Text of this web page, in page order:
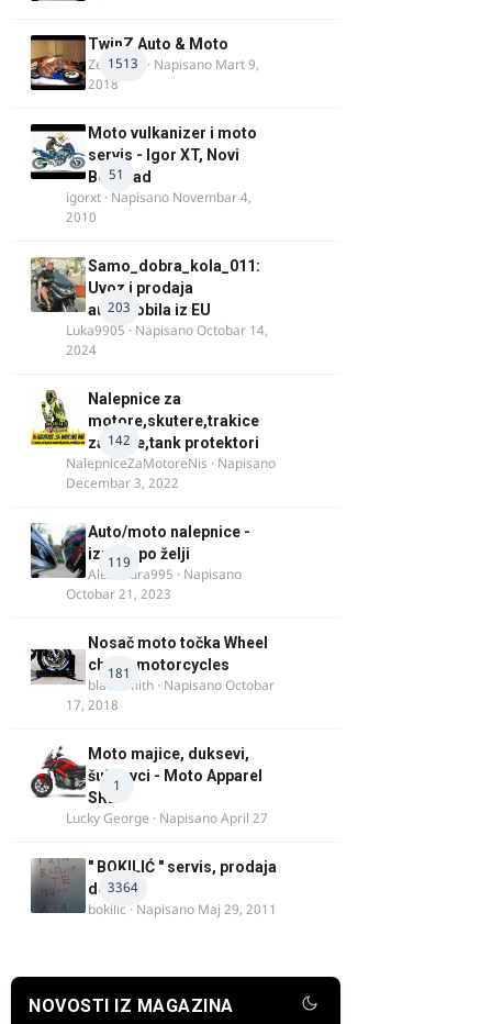
1513
TwinZ Auto & Moto
Zeljkamp · Napisano Mart 9,
2018
51
Moto vulkanizer i moto
servis - Igor XT, Novi
Beograd
igorxt · Napisano Novembar 4,
2010
203
Samo_dobra_kola_011:
Uvoz i prodaja
automobila iz EU
Luka9905 · NapisanoOctobar 14,
2024
142
Nalepnice za
motore,skutere,trakice
za felne,tank protektori
NalepniceZaMotoreNis · Napisano
Decembar 3, 2022
119
Auto/moto nalepnice -
izrada po želji
Alexandra995 · Napisano
Octobar 21, 2023
181
Nosač moto točka Wheel
chock motorcycles
blacksmith · NapisanoOctobar
17, 2018
1
Moto majice, duksevi,
šuškavci - Moto Apparel
SRB
Lucky George · NapisanoApril 27
3364
" BOKILIĆ " servis, prodaja
delova
bokilic · Napisano Maj 29, 2011
NOVOSTI IZ MAGAZINA